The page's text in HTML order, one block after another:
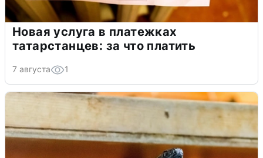
Новая услуга в платежках
татарстанцев: за что платить
7 августа 1